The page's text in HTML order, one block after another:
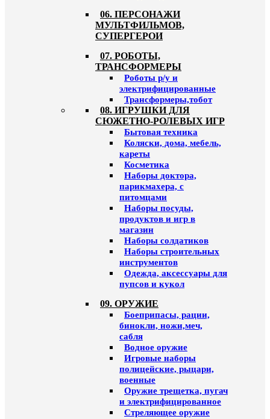
06. ПЕРСОНАЖИ
МУЛЬТФИЛЬМОВ,
СУПЕРГЕРОИ
07. РОБОТЫ,
ТРАНСФОРМЕРЫ
Роботы р/у и
электрифицированные
Трансформеры,тобот
08. ИГРУШКИ ДЛЯ
СЮЖЕТНО-РОЛЕВЫХ ИГР
Бытовая техника
Коляски, дома, мебель,
кареты
Косметика
Наборы доктора,
парикмахера, с
питомцами
Наборы посуды,
продуктов и игр в
магазин
Наборы солдатиков
Наборы строительных
инструментов
Одежда, аксессуары для
пупсов и кукол
09. ОРУЖИЕ
Боеприпасы, рации,
бинокли, ножи,меч,
сабля
Водное оружие
Игровые наборы
полицейские, рыцари,
военные
Оружие трещетка, пугач
и электрифицированное
Стреляющее оружие